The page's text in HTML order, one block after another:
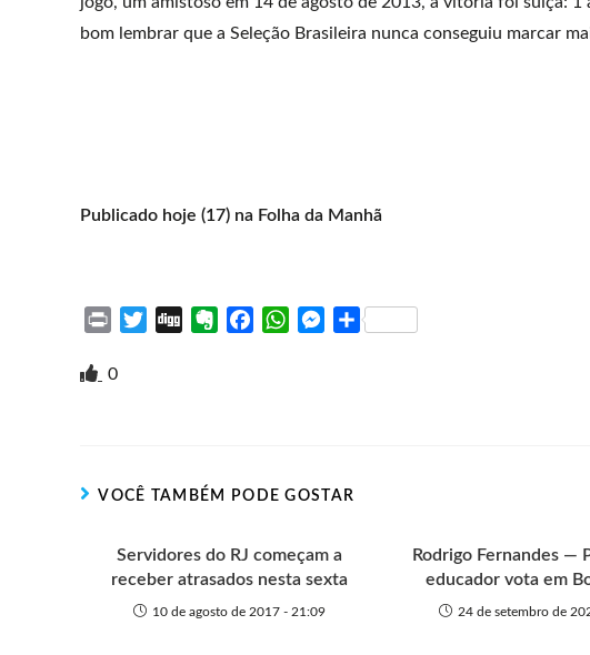
bom lembrar que a Seleção Brasileira nunca conseguiu marcar
Publicado hoje (17) na Folha da Manhã
i
e
k
W
p
M
e
S
0
VOCÊ TAMBÉM PODE GOSTAR
Servidores do RJ começam a
receber atrasados nesta sexta
10 de agosto de 2017 - 21:09
Rodrigo Fernandes —
educador vota em
24 de setembro de